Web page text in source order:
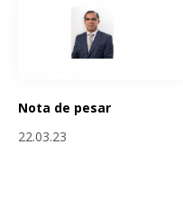
Nota de pesar
22.03.23